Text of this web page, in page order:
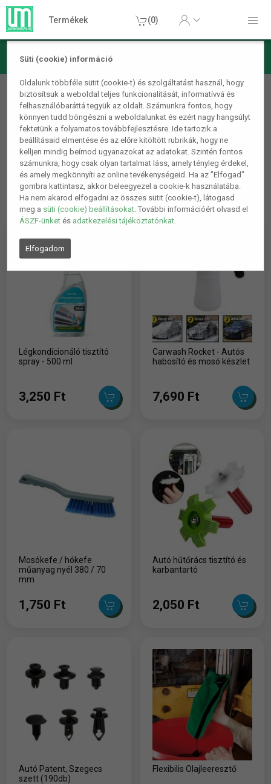
Süti (cookie) információ
Oldalunk többféle sütit (cookie-t) és szolgáltatást használ, hogy
biztosítsuk a weboldal teljes funkcionalitását, informatívvá és
felhasználóbaráttá tegyük az oldalt. Számunkra fontos, hogy
könnyen tudd böngészni a weboldalunkat és ezért nagy hangsúlyt
fektetünk a folyamatos továbbfejlesztésre. Ide tartozik a
beállításaid elmentése és az előre kitöltött rubrikák, hogy ne
kelljen mindig beírnod ugyanazokat az adatokat. Szintén fontos
számunkra, hogy csak olyan tartalmat láss, amely tényleg érdekel,
és amely megkönnyíti az online tevékenységeid. Ha az "Elfogad"
gombra kattintasz, akkor beleegyezel a cookie-k használatába.
Ha nem akarod elfogadni az összes sütit (cookie-t), látogasd
meg a süti (cookie) beállításokat. További információért olvasd el
ÁSZF-ünket és adatkezelési tájékoztatónkat.
Elfogadom
Termékek (0)
Autós termékek
Autóápolás, javítás és diagnosztika
1 2 8.
Légkondícionáló tisztító
spray - 500 ml
3,250 Ft
Carwash Rocket - Autós
habosító és mosó készlet
7,690 Ft
Mosókefe / hókefe
műanyag nyél 380 / 70
mm
1,750 Ft
Autó hűtőrács tisztító és
karbantartó
2,050 Ft
Autó Patent, Szegecs
szett (190db)
Flexibilis Olajleeresztő